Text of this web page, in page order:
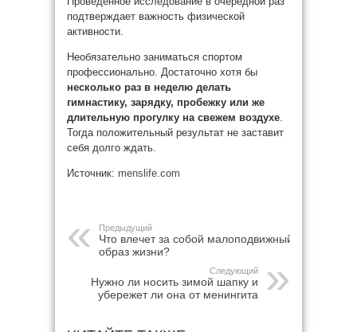
подтверждает важность физической
активности.
Необязательно заниматься спортом
профессионально. Достаточно хотя бы
несколько раз в неделю делать
гимнастику, зарядку, пробежку или же
длительную прогулку на свежем воздухе.
Тогда положительный результат не заставит
себя долго ждать.
Источник: menslife.com
Предыдущий
Что влечет за собой малоподвижный
образ жизни?
Следующий
Нужно ли носить зимой шапку и
убережет ли она от менингита